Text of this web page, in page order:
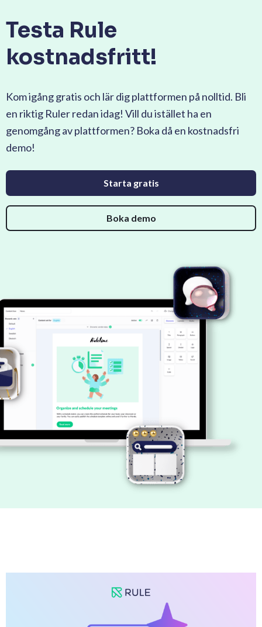
Testa Rule
kostnadsfritt!
Kom igång gratis och lär dig plattformen på nolltid. Bli
en riktig Ruler redan idag! Vill du istället ha en
genomgång av plattformen? Boka då en kostnadsfri
demo!
Starta gratis
Boka demo